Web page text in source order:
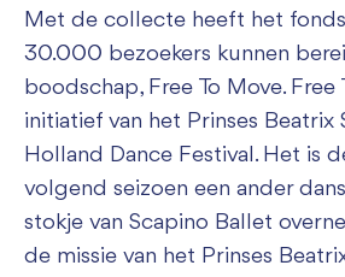
Met de collecte heeft het
30.000 bezoekers kunnen
boodschap, Free To Move. Free
initiatief van het Prinses Beatrix
Holland Dance Festival. Het is
volgend seizoen een ander
stokje van Scapino Ballet
de missie van het Prinses